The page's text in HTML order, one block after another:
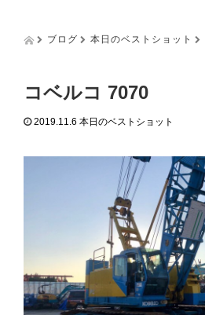
ブログ 本日のベストショット
コベルコ 7070
2019.11.6 本日のベストショット